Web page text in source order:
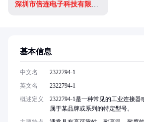
深圳市倍连电子科技有限公司
基本信息
中文名
2322794-1
英文名
2322794-1
概述定义
2322794-1是一种常见的工业连接
属于某品牌或系列的特定型号。